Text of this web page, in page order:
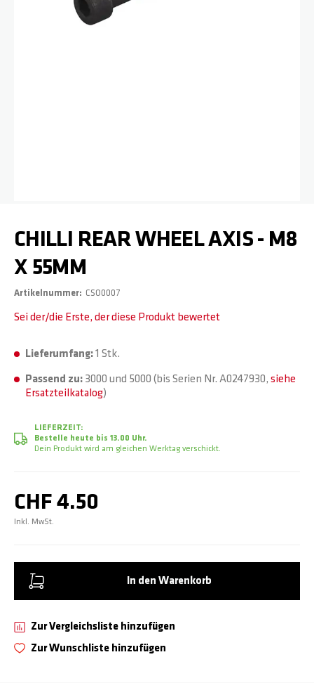
CHILLI REAR WHEEL AXIS - M8
X 55MM
Artikelnummer CSO0007
Sei der/die Erste, der diese Produkt bewertet
Lieferumfang:1 Stk.
Passend zu: 3000 und 5000 (bis Serien Nr. A0247930, siehe
Ersatzteilkatalog)
LIEFERZEIT:
Bestelle heute bis 13.00 Uhr.
Dein Produkt wird am gleichen Werktag verschickt.
CHF 4.50
Inkl. MwSt.
In den Warenkorb
Zur Wunschliste hinzufügen
Zur Vergleichsliste hinzufügen